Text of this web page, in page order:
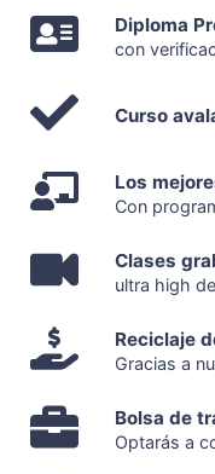
Diploma
con
Curso
Los
Con
Clases
ultra high
Reciclaje
Gracias a
Bolsa de
Optarás a